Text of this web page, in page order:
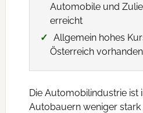
Automobile und
erreicht
Allgemein hohes
Österreich vorhanden
Die Automobilindustrie ist
Autobauern weniger